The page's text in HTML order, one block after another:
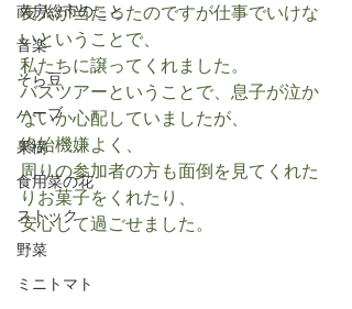
南房総市のこと
音楽
そら豆
ハーブ
果樹
食用菜の花
ストック
野菜
ミニトマト
友人が当たったのですが仕事でいけな
いということで、
私たちに譲ってくれました。
バスツアーということで、息子が泣か
ないか心配していましたが、
終始機嫌よく、
周りの参加者の方も面倒を見てくれた
りお菓子をくれたり、
安心して過ごせました。